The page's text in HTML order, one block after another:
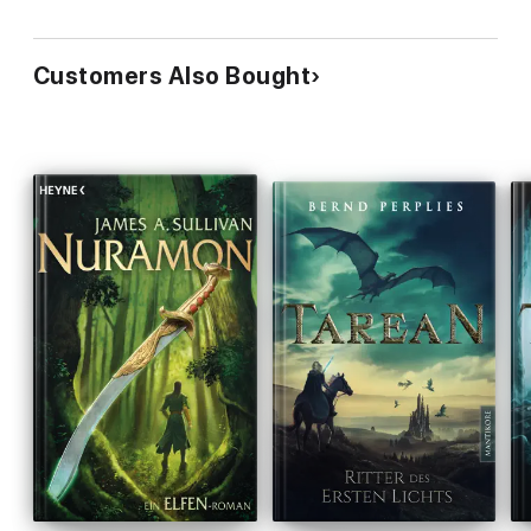
Customers Also Bought